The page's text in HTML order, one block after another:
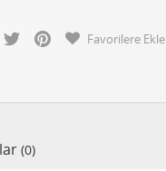
Facebook
Twitter PinterestFavorilere Ekle
(0)